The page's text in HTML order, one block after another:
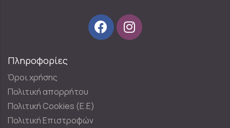
Πληροφορίες
Όροι χρήσης
Πολιτική απορρήτου
Πολιτική Cookies (E.E)
Πολιτική Επιστροφών